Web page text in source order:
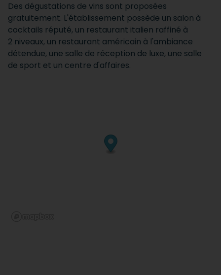
Des dégustations de vins sont proposées
gratuitement. L'établissement possède un salon à
cocktails réputé, un restaurant italien raffiné à
2 niveaux, un restaurant américain à l'ambiance
détendue, une salle de réception de luxe, une salle
de sport et un centre d'affaires.